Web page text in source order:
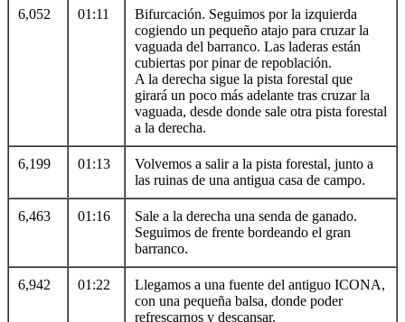
6,052 01:11
Bifurcación. Seguimos por la izquierda
cogiendo un pequeño atajo para cruzar la
vaguada del barranco. Las laderas están
cubiertas por pinar de repoblación.
A la derecha sigue la pista forestal que
girará un poco más adelante tras cruzar la
vaguada, desde donde sale otra pista forestal
a la derecha.
6,199 01:13
Volvemos a salir a la pista forestal, junto a
las ruinas de una antigua casa de campo.
6,463 01:16
Sale a la derecha una senda de ganado.
Seguimos de frente bordeando el gran
barranco.
6,942 01:22
Llegamos a una fuente del antiguo ICONA,
con una pequeña balsa, donde poder
refrescarnos y descansar.